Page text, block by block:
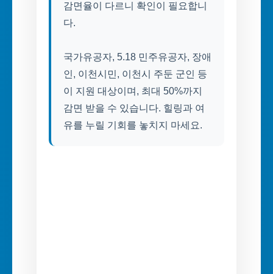
감면율이 다르니 확인이 필요합니
다.
국가유공자, 5.18 민주유공자, 장애
인, 이천시민, 이천시 주둔 군인 등
이 지원 대상이며, 최대 50%까지
감면 받을 수 있습니다. 힐링과 여
유를 누릴 기회를 놓치지 마세요.